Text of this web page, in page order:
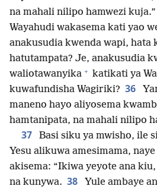
na mahali nilipo hamwezi kuja.”
Wayahudi wakasema kati yao
anakusudia kwenda wapi, hata
hatutampata? Je, anakusudia
waliotawanyika + katikati ya
kuwafundisha Wagiriki? 36
maneno hayo aliyosema
hamtanipata, na mahali nilipo
37 Basi siku ya mwisho, ile
Yesu alikuwa amesimama,
akisema: “Ikiwa yeyote ana kiu,
na kunywa. 38 Yule ambaye